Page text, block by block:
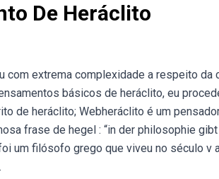
De Heráclito
com extrema complexidade a respeito da
básicos de heráclito, eu
de heráclito; Webheráclito é um
frase de hegel : “in der philosophie
um filósofo grego que viveu no século v